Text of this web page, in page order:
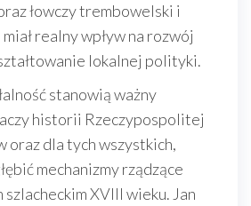
łowczy trembowelski i
realny wpływ na rozwój
lokalnej polityki.
stanowią ważny
historii Rzeczypospolitej
oraz dla tych wszystkich,
mechanizmy rządzące
szlacheckim XVIII wieku. Jan